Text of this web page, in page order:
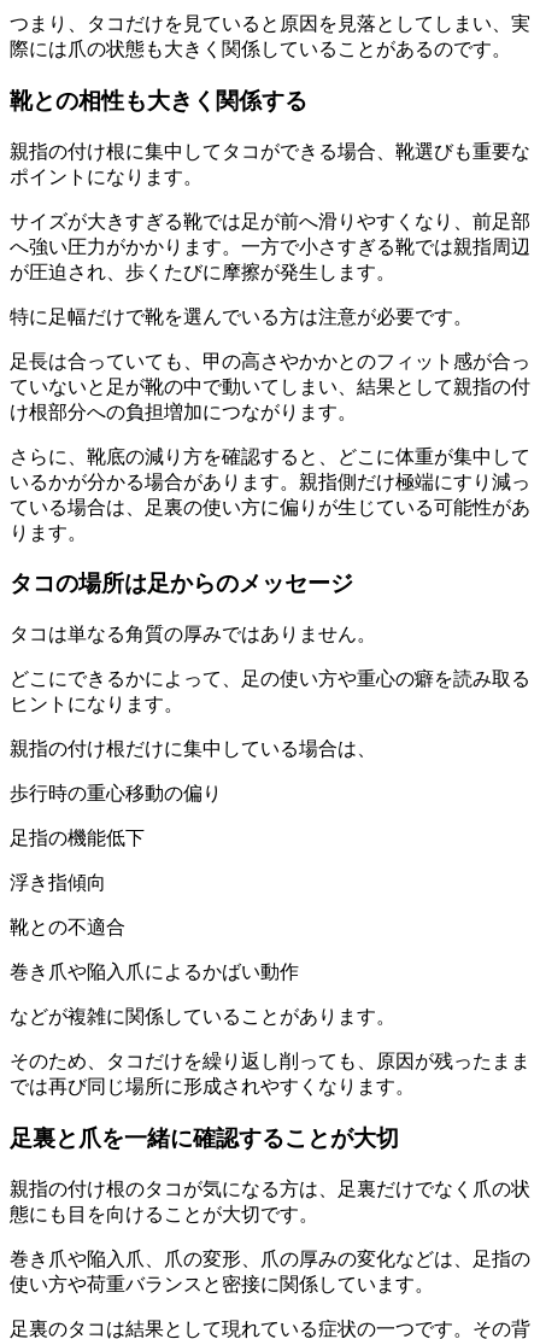
つまり、タコだけを見ていると原因を見落としてしまい、実
際には爪の状態も大きく関係していることがあるのです。
靴との相性も大きく関係する
親指の付け根に集中してタコができる場合、靴選びも重要な
ポイントになります。
サイズが大きすぎる靴では足が前へ滑りやすくなり、前足部
へ強い圧力がかかります。一方で小さすぎる靴では親指周辺
が圧迫され、歩くたびに摩擦が発生します。
特に足幅だけで靴を選んでいる方は注意が必要です。
足長は合っていても、甲の高さやかかとのフィット感が合っ
ていないと足が靴の中で動いてしまい、結果として親指の付
け根部分への負担増加につながります。
さらに、靴底の減り方を確認すると、どこに体重が集中して
いるかが分かる場合があります。親指側だけ極端にすり減っ
ている場合は、足裏の使い方に偏りが生じている可能性があ
ります。
タコの場所は足からのメッセージ
タコは単なる角質の厚みではありません。
どこにできるかによって、足の使い方や重心の癖を読み取る
ヒントになります。
親指の付け根だけに集中している場合は、
歩行時の重心移動の偏り
足指の機能低下
浮き指傾向
靴との不適合
巻き爪や陥入爪によるかばい動作
などが複雑に関係していることがあります。
そのため、タコだけを繰り返し削っても、原因が残ったまま
では再び同じ場所に形成されやすくなります。
足裏と爪を一緒に確認することが大切
親指の付け根のタコが気になる方は、足裏だけでなく爪の状
態にも目を向けることが大切です。
巻き爪や陥入爪、爪の変形、爪の厚みの変化などは、足指の
使い方や荷重バランスと密接に関係しています。
足裏のタコは結果として現れている症状の一つです。その背